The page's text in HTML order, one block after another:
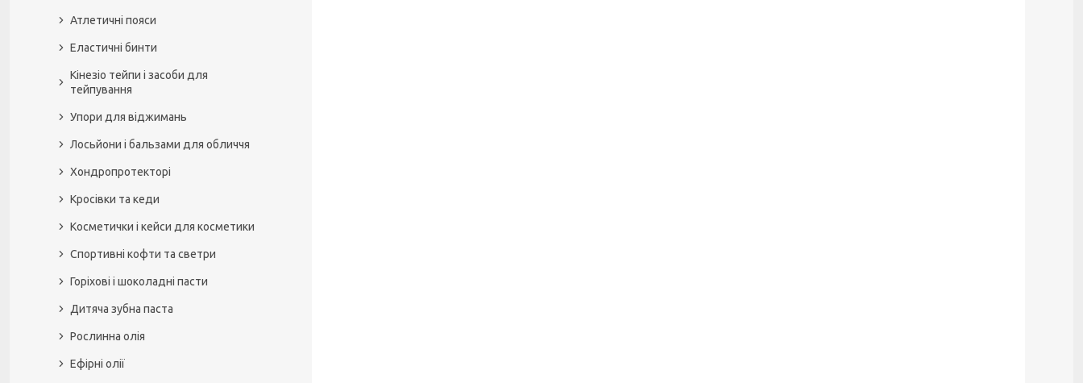
Атлетичні пояси
Еластичні бинти
Кінезіо тейпи і засоби для
тейпування
Упори для віджимань
Лосьйони і бальзами для обличчя
Хондропротекторі
Кросівки та кеди
Косметички і кейси для косметики
Спортивні кофти та светри
Горіхові і шоколадні пасти
Дитяча зубна паста
Рослинна олія
Ефірні олії